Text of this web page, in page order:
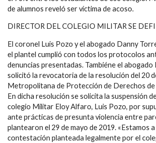
de alumnos reveló ser víctima de acoso.
DIRECTOR DEL COLEGIO MILITAR SE
El coronel Luis Pozo y el abogado Danny
el plantel cumplió con todos los protocolos
denuncias presentadas. Tambiéne el
solicitó la revocatoria de la resolución del 20
Metropolitana de Protección de Derechos
En dicha resolución se solicita la suspensión
colegio Militar Eloy Alfaro, Luis Pozo, por
ante prácticas de presunta violencia entre
plantearon el 29 de mayo de 2019. «Estamos
contestación planteada legalmente por el